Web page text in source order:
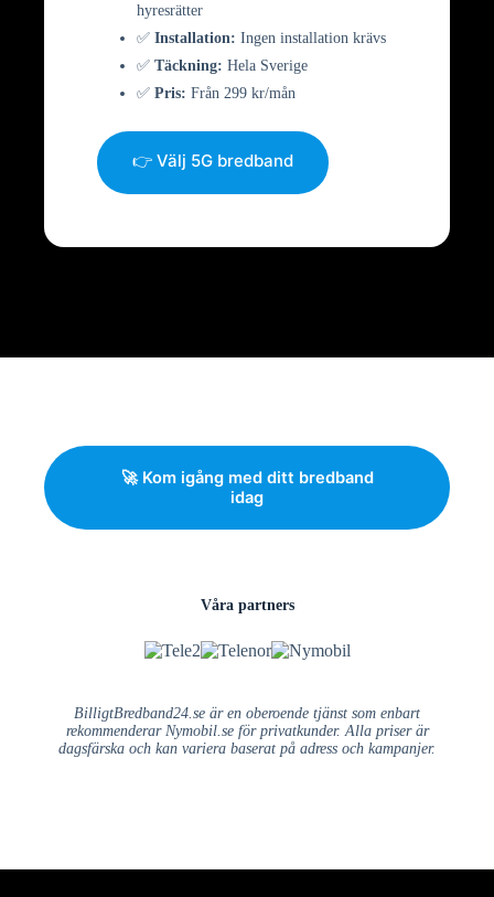
hyresrätter
✅ Installation: Ingen installation krävs
✅ Täckning: Hela Sverige
✅ Pris: Från 299 kr/mån
👉 Välj 5G bredband
🚀 Kom igång med ditt bredband
idag
Våra partners
BilligtBredband24.se är en oberoende tjänst som enbart
rekommenderar Nymobil.se för privatkunder. Alla priser är
dagsfärska och kan variera baserat på adress och kampanjer.